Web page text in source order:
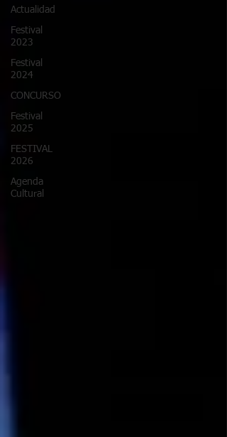
Actualidad
Festival
2023
Festival
2024
CONCURSO
Festival
2025
FESTIVAL
2026
Agenda
Cultural